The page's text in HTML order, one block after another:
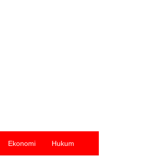
Ekonomi Hukum